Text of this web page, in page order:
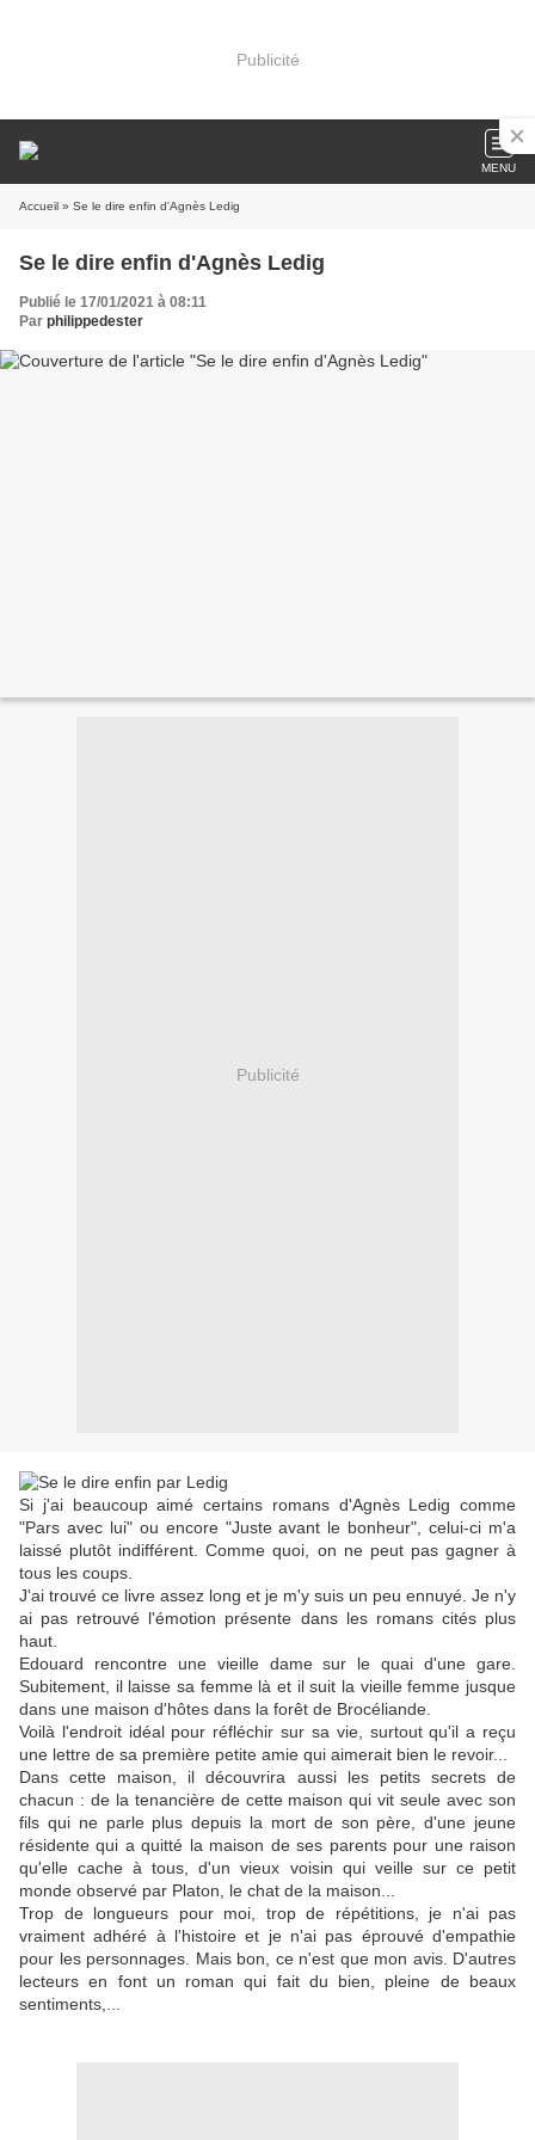
Publicité
MENU
Accueil » Se le dire enfin d'Agnès Ledig
Se le dire enfin d'Agnès Ledig
Publié le 17/01/2021 à 08:11
Par philippedester
Publicité
Si j'ai beaucoup aimé certains romans d'Agnès Ledig comme
"Pars avec lui" ou encore "Juste avant le bonheur", celui-ci m'a
laissé plutôt indifférent. Comme quoi, on ne peut pas gagner à
tous les coups.
J'ai trouvé ce livre assez long et je m'y suis un peu ennuyé. Je n'y
ai pas retrouvé l'émotion présente dans les romans cités plus
haut.
Edouard rencontre une vieille dame sur le quai d'une gare.
Subitement, il laisse sa femme là et il suit la vieille femme jusque
dans une maison d'hôtes dans la forêt de Brocéliande.
Voilà l'endroit idéal pour réfléchir sur sa vie, surtout qu'il a reçu
une lettre de sa première petite amie qui aimerait bien le revoir...
Dans cette maison, il découvrira aussi les petits secrets de
chacun : de la tenancière de cette maison qui vit seule avec son
fils qui ne parle plus depuis la mort de son père, d'une jeune
résidente qui a quitté la maison de ses parents pour une raison
qu'elle cache à tous, d'un vieux voisin qui veille sur ce petit
monde observé par Platon, le chat de la maison...
Trop de longueurs pour moi, trop de répétitions, je n'ai pas
vraiment adhéré à l'histoire et je n'ai pas éprouvé d'empathie
pour les personnages. Mais bon, ce n'est que mon avis. D'autres
lecteurs en font un roman qui fait du bien, pleine de beaux
sentiments,...